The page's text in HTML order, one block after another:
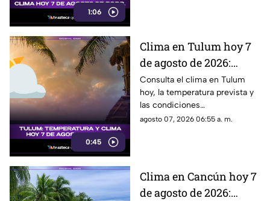
1:06
0:45
Clima en Tulum hoy 7
de agosto de 2026:
temperatura, lluvias y
pronóstico del tiempo
Consulta el clima en Tulum
hoy, la temperatura prevista y
las condiciones
meteorológicas para este 7 de
agosto 07, 2026 06:55 a. m.
Clima en Cancún hoy 7
de agosto de 2026: